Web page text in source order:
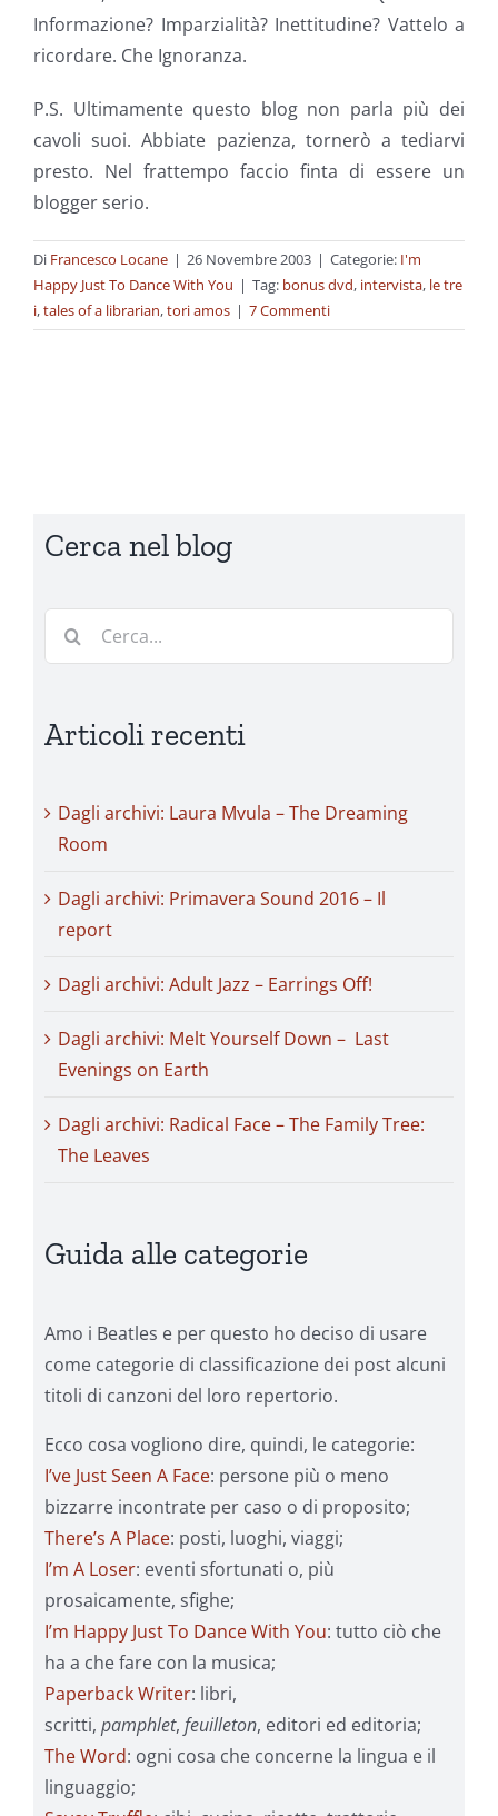
Informazione? Imparzialità? Inettitudine? Vattelo a
ricordare. Che Ignoranza.
P.S. Ultimamente questo blog non parla più dei
cavoli suoi. Abbiate pazienza, tornerò a tediarvi
presto. Nel frattempo faccio finta di essere un
blogger serio.
Di Francesco Locane | 26 Novembre 2003 | Categorie: I'm
Happy Just To Dance With You | Tag: bonus dvd, intervista, le tre
i,tales of a librarian,tori amos | 7 Commenti
Cerca nel blog
Cerca
Articoli recenti
Dagli archivi: Laura Mvula – The Dreaming
Room
Dagli archivi: Primavera Sound 2016 – Il
report
Dagli archivi: Adult Jazz – Earrings Off!
Dagli archivi: Melt Yourself Down – Last
Evenings on Earth
Dagli archivi: Radical Face – The Family Tree:
The Leaves
Guida alle categorie
Amo i Beatles e per questo ho deciso di usare
come categorie di classificazione dei post alcuni
titoli di canzoni del loro repertorio.
Ecco cosa vogliono dire, quindi, le categorie:
I’ve Just Seen A Face: persone più o meno
bizzarre incontrate per caso o di proposito;
There’s A Place: posti, luoghi, viaggi;
I’m A Loser: eventi sfortunati o, più
prosaicamente, sfighe;
I’m Happy Just To Dance With You: tutto ciò che
ha a che fare con la musica;
Paperback Writer: libri,
scritti, pamphlet, feuilleton, editori ed editoria;
The Word: ogni cosa che concerne la lingua e il
linguaggio;